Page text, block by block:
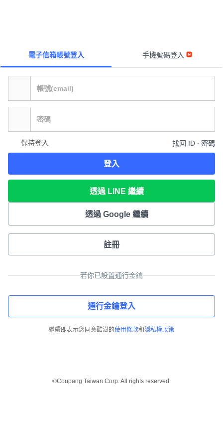
電子信箱帳號登入 手機號碼登入
保持登入 找回 ID ∙ 密碼
登入
透過 LINE 繼續
透過 Google 繼續
註冊
若你已設置通行金鑰
通行金鑰登入
繼續即表示您同意酷澎的使用條款和 隱私權政策
©Coupang Taiwan Corp. All rights reserved.